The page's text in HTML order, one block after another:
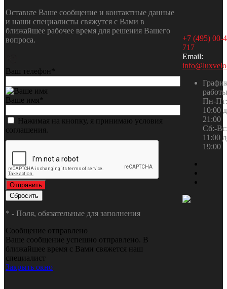
Оставьте Ваше сообщение и контактные данные
и наши специалисты свяжутся с Вами в
ближайшее рабочее время для решения Вашего
вопроса.
Ваш телефон *
Ваше имя*
Нажимая на кнопку, я принимаю условия
соглашения.
* - Поля, обязательные для заполнения
Сообщение отправлено
Ваше сообщение успешно отправлено. В
ближайшее время с Вами свяжется наш
специалист
Закрыть окно
+7 (495) 00-
717
Email:
работы
Пн-
10:00
21:00
Сб:-
11:00
19:00